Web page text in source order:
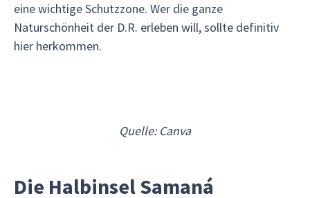
eine wichtige Schutzzone. Wer die ganze
Naturschönheit der D.R. erleben will, sollte definitiv
hier herkommen.
Quelle: Canva
Die Halbinsel Samaná